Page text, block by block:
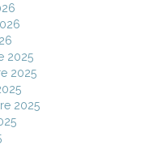
2025
2025
2025